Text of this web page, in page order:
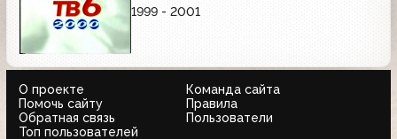
1999 - 2001
О проекте
Команда сайта
Помочь сайту
Правила
Обратная связь
Пользователи
Топ пользователей